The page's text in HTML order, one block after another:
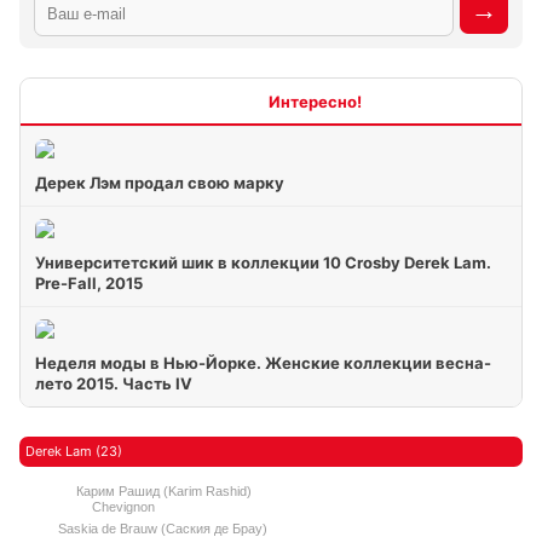
Дерек Лэм продал свою марку
Университетский шик в коллекции 10 Crosby Derek Lam.
Pre-Fall, 2015
Неделя моды в Нью-Йорке. Женские коллекции весна-
лето 2015. Часть IV
Derek Lam (23)
Saskia de Brauw (Саския де Брау)
Chevignon
Карим Рашид (Karim Rashid)